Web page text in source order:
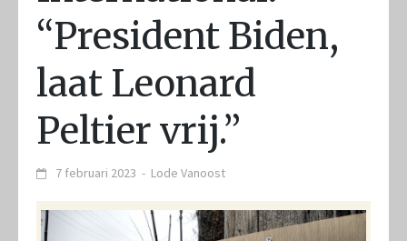
“President Biden,
laat Leonard
Peltier vrij.”
7 februari 2023 - Lode Vanoost